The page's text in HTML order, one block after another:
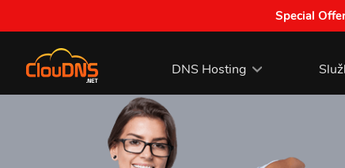
Special
DNS Hosting